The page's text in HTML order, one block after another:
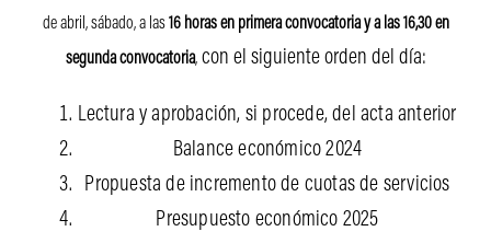
de abril, sábado, a las16 horas en primera convocatoria y a las 16,30 en
segunda convocatoria,con el siguiente orden del día:
Lectura y aprobación, si procede, del acta anterior
Balance económico 2024
Propuesta de incremento de cuotas de servicios
Presupuesto económico 2025